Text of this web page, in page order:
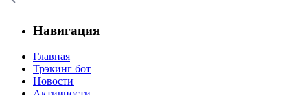
Навигация
Главная
Трэкинг бот
Новости